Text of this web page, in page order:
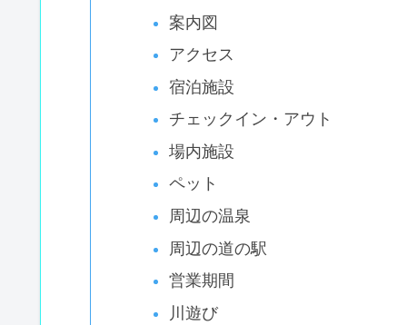
案内図
アクセス
宿泊施設
チェックイン・アウト
場内施設
ペット
周辺の温泉
周辺の道の駅
営業期間
川遊び